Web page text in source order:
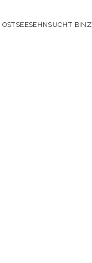
OSTSEESEHNSUCHT BINZ